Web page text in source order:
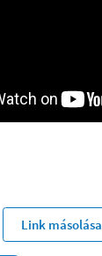
Link másolása